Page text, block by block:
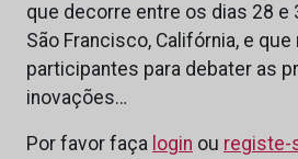
que decorre entre os dias 28 e
São Francisco, Califórnia, e
participantes para debater as
inovações…
Por favor faça login ou registe-